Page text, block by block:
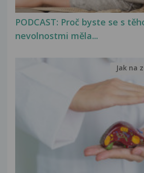
PODCAST: Proč byste se s
nevolnostmi měla...
Jak na